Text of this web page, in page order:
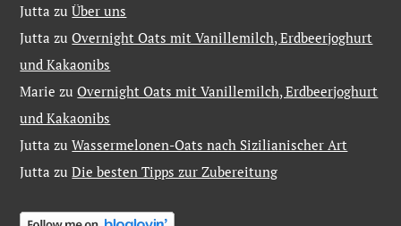
Jutta zuÜber uns
Jutta zuOvernight Oats mit Vanillemilch, Erdbeerjoghurt
und Kakaonibs
Marie zuOvernight Oats mit Vanillemilch, Erdbeerjoghurt
und Kakaonibs
Jutta zuWassermelonen-Oats nach Sizilianischer Art
Jutta zuDie besten Tipps zur Zubereitung